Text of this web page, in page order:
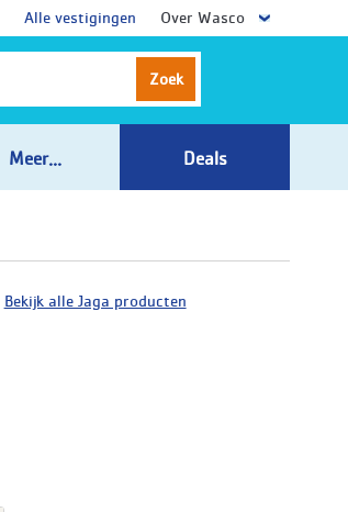
Alle vestigingen Over Wasco
Zoek
Meer... Deals
Bekijk alle Jaga producten